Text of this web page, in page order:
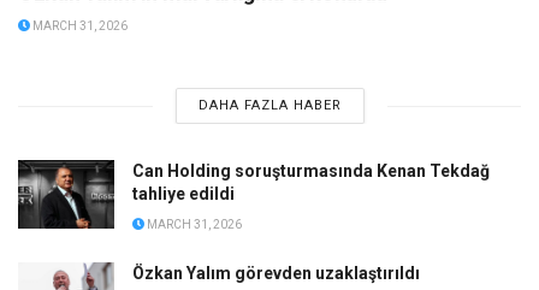
MARCH 31, 2026
DAHA FAZLA HABER
Can Holding soruşturmasında Kenan Tekdağ
tahliye edildi
MARCH 31, 2026
Özkan Yalım görevden uzaklaştırıldı